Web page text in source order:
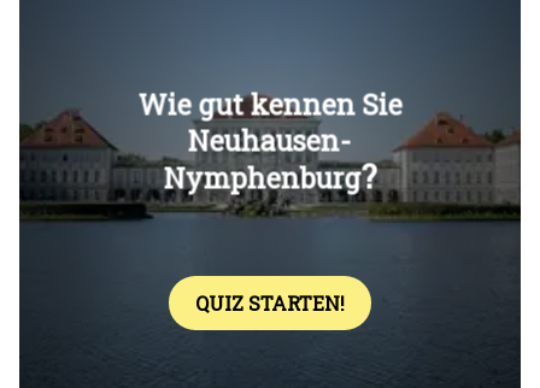
Überspringen